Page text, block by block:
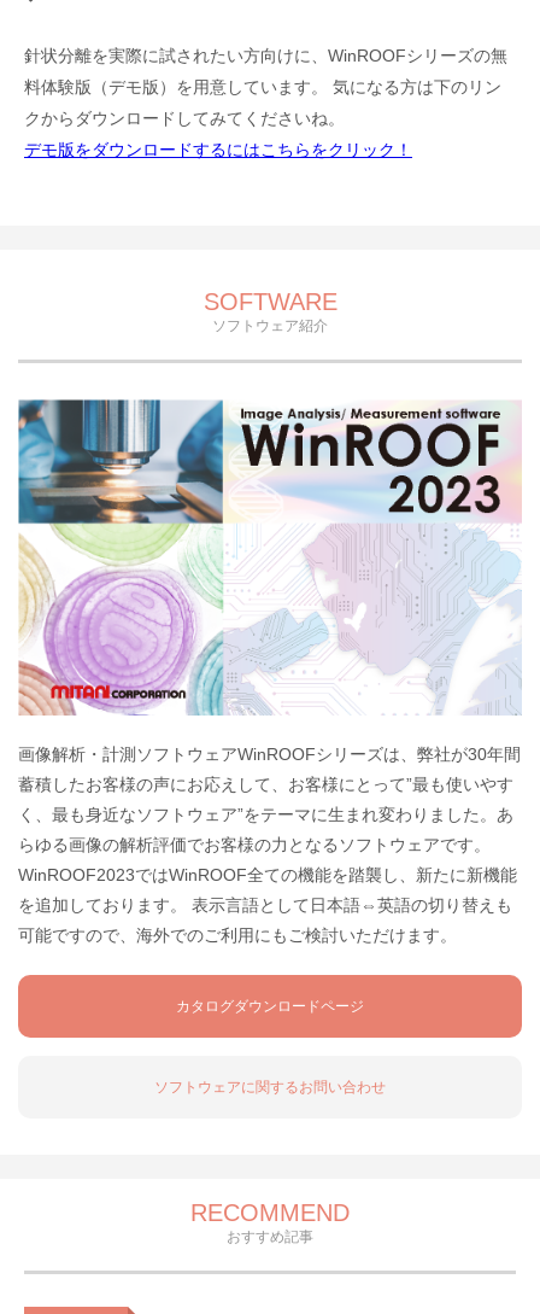
針状分離を実際に試されたい方向けに、WinROOFシリーズの無
料体験版（デモ版）を用意しています。 気になる方は下のリン
クからダウンロードしてみてくださいね。
デモ版をダウンロードするにはこちらをクリック！
SOFTWARE
ソフトウェア紹介
画像解析・計測ソフトウェアWinROOFシリーズは、弊社が30年間
蓄積したお客様の声にお応えして、お客様にとって”最も使いやす
く、最も身近なソフトウェア”をテーマに生まれ変わりました。あ
らゆる画像の解析評価でお客様の力となるソフトウェアです。
WinROOF2023ではWinROOF全ての機能を踏襲し、新たに新機能
を追加しております。 表示言語として日本語⇔英語の切り替えも
可能ですので、海外でのご利用にもご検討いただけます。
カタログダウンロードページ
ソフトウェアに関するお問い合わせ
RECOMMEND
おすすめ記事